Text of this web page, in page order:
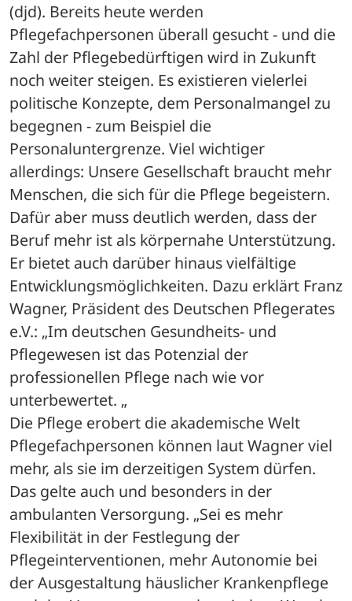
(djd). Bereits heute werden
Pflegefachpersonen überall gesucht - und die
Zahl der Pflegebedürftigen wird in Zukunft
noch weiter steigen. Es existieren vielerlei
politische Konzepte, dem Personalmangel zu
begegnen - zum Beispiel die
Personaluntergrenze. Viel wichtiger
allerdings: Unsere Gesellschaft braucht mehr
Menschen, die sich für die Pflege begeistern.
Dafür aber muss deutlich werden, dass der
Beruf mehr ist als körpernahe Unterstützung.
Er bietet auch darüber hinaus vielfältige
Entwicklungsmöglichkeiten. Dazu erklärt Franz
Wagner, Präsident des Deutschen Pflegerates
e.V.: „Im deutschen Gesundheits- und
Pflegewesen ist das Potenzial der
professionellen Pflege nach wie vor
unterbewertet. „
Die Pflege erobert die akademische Welt
Pflegefachpersonen können laut Wagner viel
mehr, als sie im derzeitigen System dürfen.
Das gelte auch und besonders in der
ambulanten Versorgung. „Sei es mehr
Flexibilität in der Festlegung der
Pflegeinterventionen, mehr Autonomie bei
der Ausgestaltung häuslicher Krankenpflege